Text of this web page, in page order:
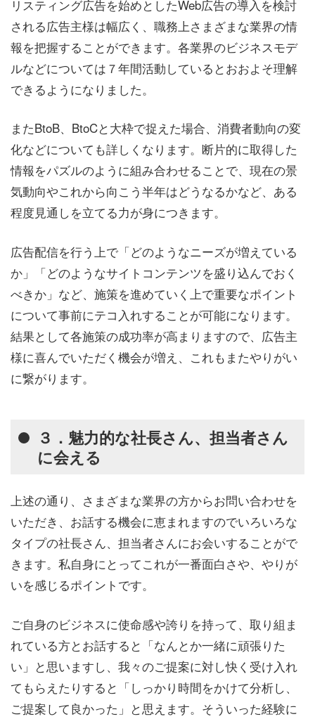
リスティング広告を始めとしたWeb広告の導入を検討
される広告主様は幅広く、職務上さまざまな業界の情
報を把握することができます。各業界のビジネスモデ
ルなどについては７年間活動しているとおおよそ理解
できるようになりました。
またBtoB、BtoCと大枠で捉えた場合、消費者動向の変
化などについても詳しくなります。断片的に取得した
情報をパズルのように組み合わせることで、現在の景
気動向やこれから向こう半年はどうなるかなど、ある
程度見通しを立てる力が身につきます。
広告配信を行う上で「どのようなニーズが増えている
か」「どのようなサイトコンテンツを盛り込んでおく
べきか」など、施策を進めていく上で重要なポイント
について事前にテコ入れすることが可能になります。
結果として各施策の成功率が高まりますので、広告主
様に喜んでいただく機会が増え、これもまたやりがい
に繋がります。
３．魅力的な社長さん、担当者さん
に会える
上述の通り、さまざまな業界の方からお問い合わせを
いただき、お話する機会に恵まれますのでいろいろな
タイプの社長さん、担当者さんにお会いすることがで
きます。私自身にとってこれが一番面白さや、やりが
いを感じるポイントです。
ご自身のビジネスに使命感や誇りを持って、取り組ま
れている方とお話すると「なんとか一緒に頑張りた
い」と思いますし、我々のご提案に対し快く受け入れ
てもらえたりすると「しっかり時間をかけて分析し、
ご提案して良かった」と思えます。そういった経験に